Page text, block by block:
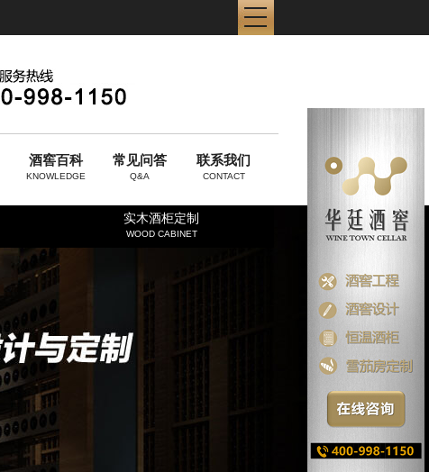
酒窖百科
KNOWLEDGE
常见问答
Q&A
联系我们
CONTACT
实木酒柜定制
WOOD CABINET